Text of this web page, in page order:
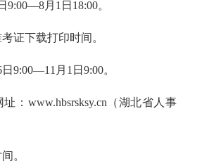
9:00—8月1日18:00。
考证下载打印时间。
9:00—11月1日9:00。
：www.hbsrsksy.cn（湖北省人事
。